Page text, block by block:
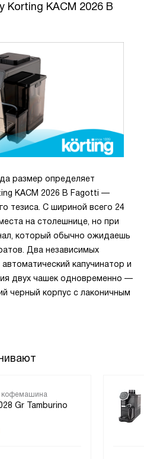
тонко настроить
и объёма воды помогает
KACM 2026 B
размер определяет
KACM 2026 B Fagotti —
тезиса. С шириной всего 24
на столешнице, но при
который обычно ожидаешь
Два независимых
капучинатор и
двух чашек одновременно —
черный корпус с лаконичным
кофемашина
Gr Tamburino